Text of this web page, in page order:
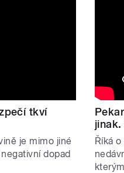
tkví
je mimo jiné
dopad
Říká